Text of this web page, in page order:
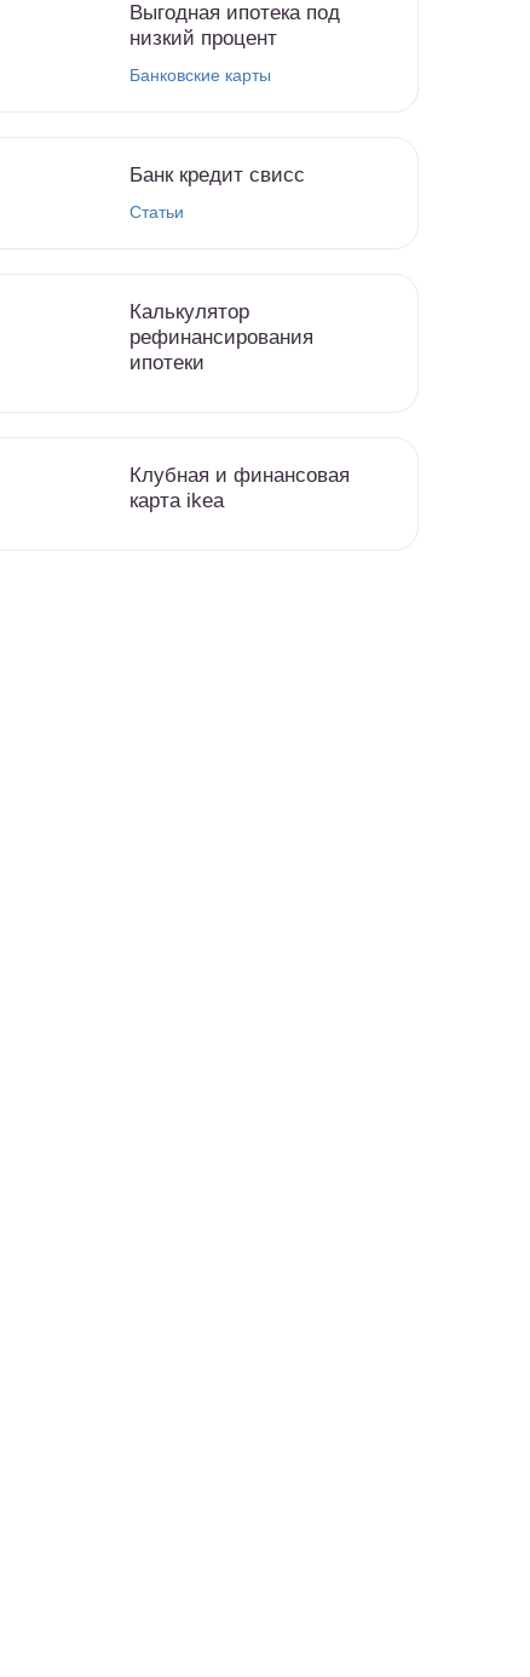
Выгодная ипотека под
низкий процент
Банковские карты
Банк кредит свисс
Статьи
Калькулятор
рефинансирования
ипотеки
Клубная и финансовая
карта ikea